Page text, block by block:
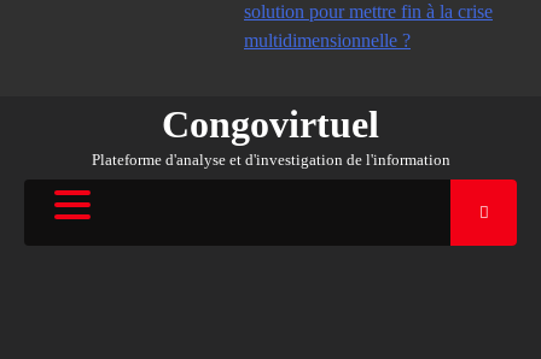
solution pour mettre fin à la crise
multidimensionnelle ?
Congovirtuel
Plateforme d'analyse et d'investigation de l'information